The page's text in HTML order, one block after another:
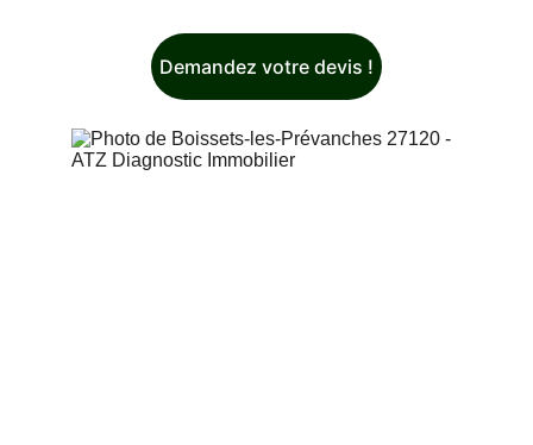
Demandez votre devis !